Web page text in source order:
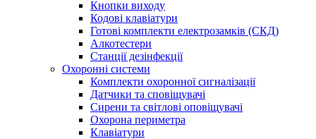
Кнопки виходу
Кодові клавіатури
Готові комплекти електрозамків (СКД)
Алкотестери
Станції дезінфекції
Охоронні системи
Комплекти охоронної сигналізації
Датчики та сповіщувачі
Сирени та світлові оповіщувачі
Охорона периметра
Клавіатури